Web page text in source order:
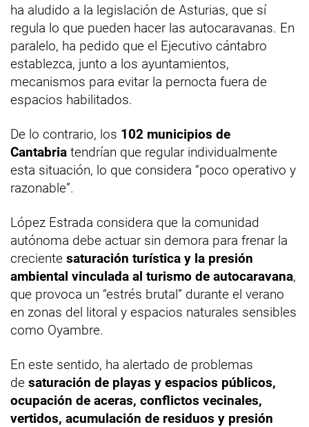
ha aludido a la legislación de Asturias, que sí
regula lo que pueden hacer las autocaravanas. En
paralelo, ha pedido que el Ejecutivo cántabro
establezca, junto a los ayuntamientos,
mecanismos para evitar la pernocta fuera de
espacios habilitados.
De lo contrario, los 102 municipios de
Cantabria tendrían que regular individualmente
esta situación, lo que considera “poco operativo y
razonable”.
López Estrada considera que la comunidad
autónoma debe actuar sin demora para frenar la
creciente saturación turística y la presión
ambiental vinculada al turismo de autocaravana,
que provoca un “estrés brutal” durante el verano
en zonas del litoral y espacios naturales sensibles
como Oyambre.
En este sentido, ha alertado de problemas
de saturación de playas y espacios públicos,
ocupación de aceras, conflictos vecinales,
vertidos, acumulación de residuos y presión